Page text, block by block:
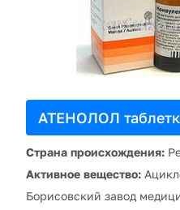
АТЕНОЛОЛ
Страна происхождения:
Активное вещество:
Борисовский завод